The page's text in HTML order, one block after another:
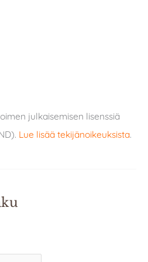
julkaisemisen lisenssiä
Lue lisää tekijänoikeuksista.